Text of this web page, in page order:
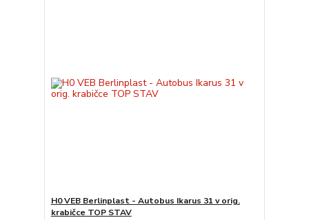
H0 VEB Berlinplast - Autobus Ikarus 31 v orig.
krabičce TOP STAV